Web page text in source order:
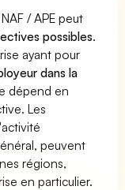
/ APE peut
possibles.
ayant pour
dans la
dépend en
Les
peuvent
régions,
en particulier.